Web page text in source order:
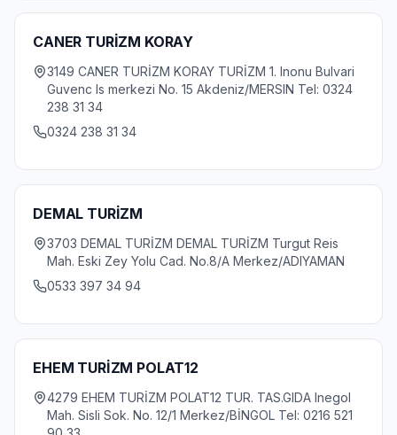
CANER TURİZM KORAY
3149 CANER TURİZM KORAY TURİZM 1. Inonu Bulvari
Guvenc Is merkezi No. 15 Akdeniz/MERSIN Tel: 0324
238 31 34
0324 238 31 34
DEMAL TURİZM
3703 DEMAL TURİZM DEMAL TURİZM Turgut Reis
Mah. Eski Zey Yolu Cad. No.8/A Merkez/ADIYAMAN
0533 397 34 94
EHEM TURİZM POLAT12
4279 EHEM TURİZM POLAT12 TUR. TAS.GIDA Inegol
Mah. Sisli Sok. No. 12/1 Merkez/BİNGOL Tel: 0216 521